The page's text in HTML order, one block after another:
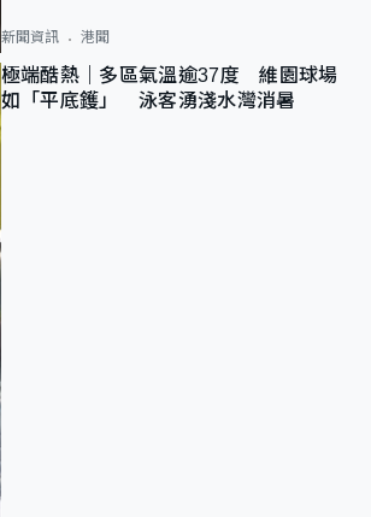
新聞資訊 港聞
極端酷熱｜多區氣溫逾37度 維園球場
如「平底鑊」 泳客湧淺水灣消暑